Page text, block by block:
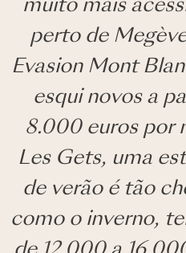
muito mais
perto de
Evasion Mont
esqui novos a
8.000 euros por
Les Gets, uma
de verão é tão
como o inverno,